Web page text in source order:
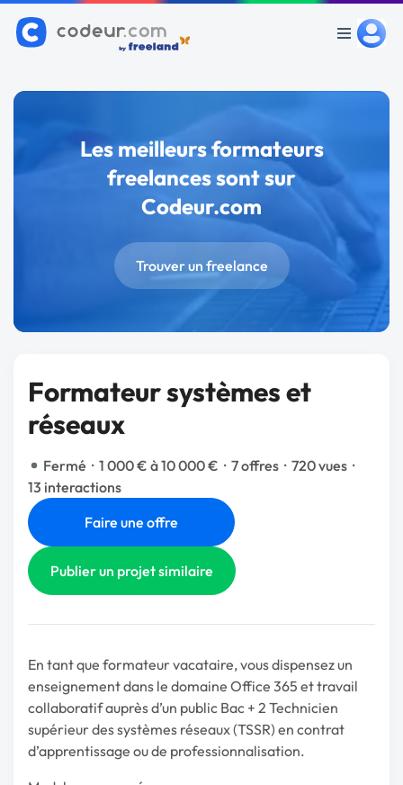
Les meilleurs formateurs
freelances sont sur
Codeur.com
Trouver un freelance
Formateur systèmes et
réseaux
Fermé · 1 000 € à 10 000 € · 7 offres · 720 vues ·
13 interactions
Faire une offre
Publier un projet similaire
En tant que formateur vacataire, vous dispensez un
enseignement dans le domaine Office 365 et travail
collaboratif auprès d’un public Bac + 2 Technicien
supérieur des systèmes réseaux (TSSR) en contrat
d’apprentissage ou de professionnalisation.